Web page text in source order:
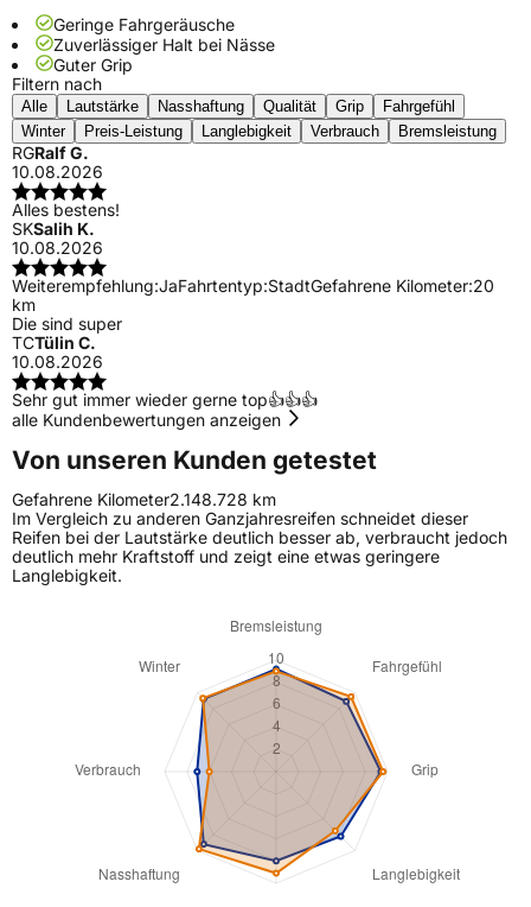
Geringe Fahrgeräusche
Zuverlässiger Halt bei Nässe
Guter Grip
Filtern nach
Alle Lautstärke Nasshaftung Qualität Grip
Fahrgefühl
Winter
Preis-Leistung Langlebigkeit Verbrauch Bremsleistung
RGRalf G.
10.08.2026
Alles bestens!
SKSalih K.
10.08.2026
Weiterempfehlung:JaFahrtentyp:StadtGefahrene Kilometer:20
km
Die sind super
TCTülin C.
10.08.2026
Sehr gut immer wieder gerne top👍👍👍
alle Kundenbewertungen anzeigen
Von unseren Kunden getestet
Gefahrene Kilometer2.148.728 km
Im Vergleich zu anderen Ganzjahresreifen schneidet dieser
Reifen bei der Lautstärke deutlich besser ab, verbraucht jedoch
deutlich mehr Kraftstoff und zeigt eine etwas geringere
Langlebigkeit.